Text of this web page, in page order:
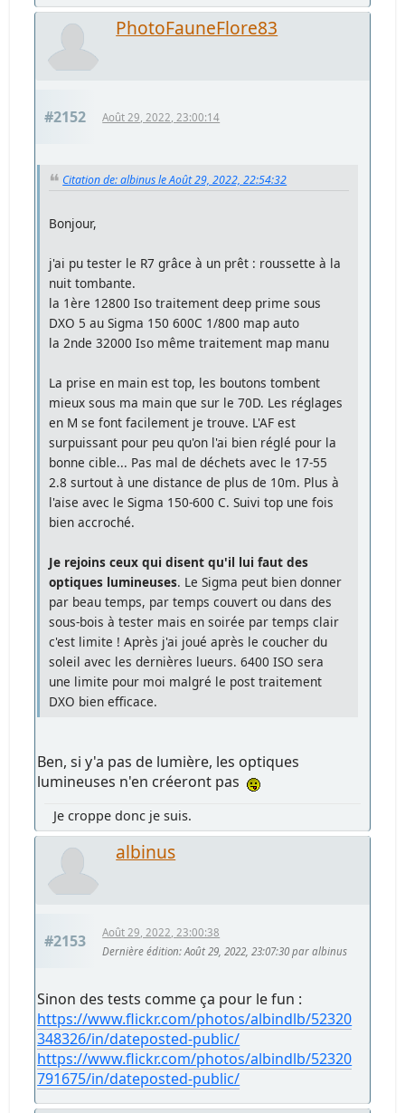
PhotoFauneFlore83
#2152 Août 29, 2022, 23:00:14
Citation de: albinus le Août 29, 2022, 22:54:32
Bonjour,
j'ai pu tester le R7 grâce à un prêt : roussette à la
nuit tombante.
la 1ère 12800 Iso traitement deep prime sous
DXO 5 au Sigma 150 600C 1/800 map auto
la 2nde 32000 Iso même traitement map manu
La prise en main est top, les boutons tombent
mieux sous ma main que sur le 70D. Les réglages
en M se font facilement je trouve. L'AF est
surpuissant pour peu qu'on l'ai bien réglé pour la
bonne cible... Pas mal de déchets avec le 17-55
2.8 surtout à une distance de plus de 10m. Plus à
l'aise avec le Sigma 150-600 C. Suivi top une fois
bien accroché.
Je rejoins ceux qui disent qu'il lui faut des
optiques lumineuses. Le Sigma peut bien donner
par beau temps, par temps couvert ou dans des
sous-bois à tester mais en soirée par temps clair
c'est limite ! Après j'ai joué après le coucher du
soleil avec les dernières lueurs. 6400 ISO sera
une limite pour moi malgré le post traitement
DXO bien efficace.
Ben, si y'a pas de lumière, les optiques
lumineuses n'en créeront pas
Je croppe donc je suis.
albinus
#2153
Août 29, 2022, 23:00:38
Dernière édition: Août 29, 2022, 23:07:30 par albinus
Sinon des tests comme ça pour le fun :
https://www.flickr.com/photos/albindlb/52320
348326/in/dateposted-public/
https://www.flickr.com/photos/albindlb/52320
791675/in/dateposted-public/